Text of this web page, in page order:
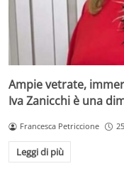
Ampie vetrate,
Iva Zanicchi è una
Francesca Petriccione
Leggi di più